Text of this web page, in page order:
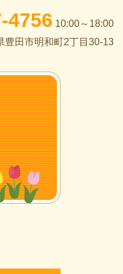
4756 10:00～18:00
豊田市明和町2丁目30-13